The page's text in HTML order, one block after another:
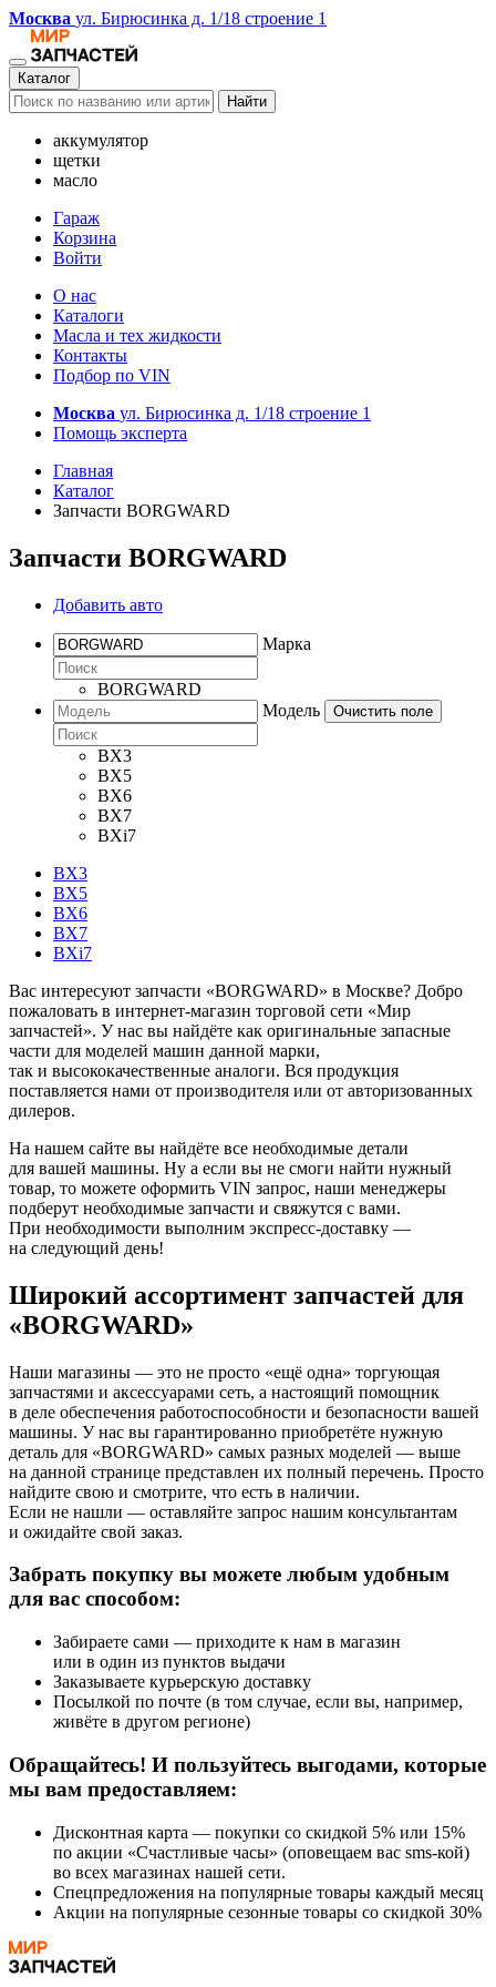
Москва ул. Бирюсинка д. 1/18 строение 1
Каталог
Найти
аккумулятор
щетки
масло
Гараж
Корзина
Войти
О нас
Каталоги
Масла и тех жидкости
Контакты
Подбор по VIN
Москва ул. Бирюсинка д. 1/18 строение 1
Помощь эксперта
Главная
Каталог
Запчасти BORGWARD
Запчасти BORGWARD
Добавить авто
Марка
BORGWARD
Модель
Очистить поле
BX3
BX5
BX6
BX7
BXi7
BX3
BX5
BX6
BX7
BXi7
Вас интересуют запчасти «BORGWARD» в Москве? Добро
пожаловать в интернет-магазин торговой сети «Мир
запчастей». У нас вы найдёте как оригинальные запасные
части для моделей машин данной марки,
так и высококачественные аналоги. Вся продукция
поставляется нами от производителя или от авторизованных
дилеров.
На нашем сайте вы найдёте все необходимые детали
для вашей машины. Ну а если вы не смоги найти нужный
товар, то можете оформить VIN запрос, наши менеджеры
подберут необходимые запчасти и свяжутся с вами.
При необходимости выполним экспресс-доставку —
на следующий день!
Широкий ассортимент запчастей для
«BORGWARD»
Наши магазины — это не просто «ещё одна» торгующая
запчастями и аксессуарами сеть, а настоящий помощник
в деле обеспечения работоспособности и безопасности вашей
машины. У нас вы гарантированно приобретёте нужную
деталь для «BORGWARD» самых разных моделей — выше
на данной странице представлен их полный перечень. Просто
найдите свою и смотрите, что есть в наличии.
Если не нашли — оставляйте запрос нашим консультантам
и ожидайте свой заказ.
Забрать покупку вы можете любым удобным
для вас способом:
Забираете сами — приходите к нам в магазин
или в один из пунктов выдачи
Заказываете курьерскую доставку
Посылкой по почте (в том случае, если вы, например,
живёте в другом регионе)
Обращайтесь! И пользуйтесь выгодами, которые
мы вам предоставляем:
Дисконтная карта — покупки со скидкой 5% или 15%
по акции «Счастливые часы» (оповещаем вас sms-кой)
во всех магазинах нашей сети.
Спецпредложения на популярные товары каждый месяц
Акции на популярные сезонные товары со скидкой 30%